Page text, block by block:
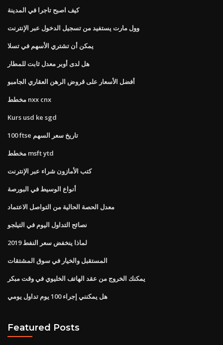
كيف اصبح تاجرا في المدينة
وول مارت يستفيد من تسجيل الدخول عبر الإنترنت
يمكن أن تشتري الأسهم في تسلا
هل لدى أوبر معدل ثابت للمطار
أفضل الأسعار على قروض الرهن العقاري الجامبو
مخطط nxx cnx
Kurs usd ke sgd
100 ftse تاريخ سعر السهم
مخطط msft ytd
كتب الأمازون شراء عبر الإنترنت
أنواع الوسيط في البورصة
معدل الحصة الحالية من التواصل الاعتماد
نصائح التداول اليوم في التيلجو
لماذا ينخفض ​​سعر النفط 2019
المستقبل والخيار في سوق المشتقات
يمكنك الخروج من عقد الهاتف الخليوي في وقت مبكر
هل يمكنني إجراء 100 يوم تداول يومي
Featured Posts